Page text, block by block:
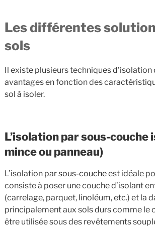
Les différentes
sols
Il existe plusieurs techniques d’isolation
avantages en fonction des
sol à isoler.
L’isolation par sous-
mince ou panneau)
L’isolation parsous-coucheest idéale
consiste à poser une couche d’isolant
(carrelage, parquet, linoléum, etc.) et la
principalement aux sols durs comme le
être utilisée sous des revêtements